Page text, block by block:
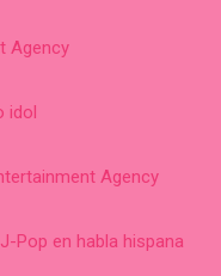
Agency
idol
Agency
Pop en habla hispana